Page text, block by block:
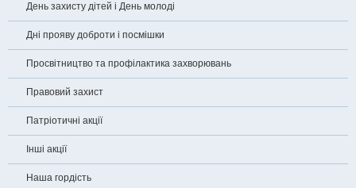
День захисту дітей і День молоді
Дні прояву доброти і посмішки
Просвітництво та профілактика захворювань
Правовий захист
Патріотичні акції
Інші акції
Наша гордість